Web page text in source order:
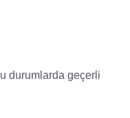
durumlarda geçerli